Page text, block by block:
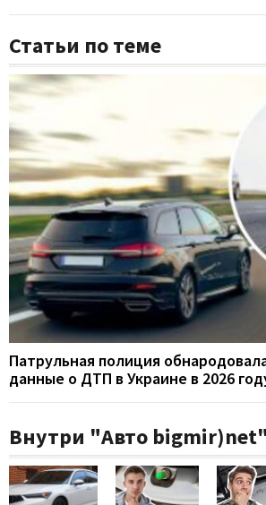
Статьи по теме
Патрульная полиция
данные о ДТП в Украине в 2026
Внутри "Авто bigmir)net"